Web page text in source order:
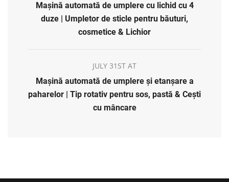
Mașină automată de umplere cu lichid cu 4
duze | Umpletor de sticle pentru băuturi,
cosmetice & Lichior
JULY 31ST AT
Mașină automată de umplere și etanșare a
paharelor | Tip rotativ pentru sos, pastă & Cești
cu mâncare